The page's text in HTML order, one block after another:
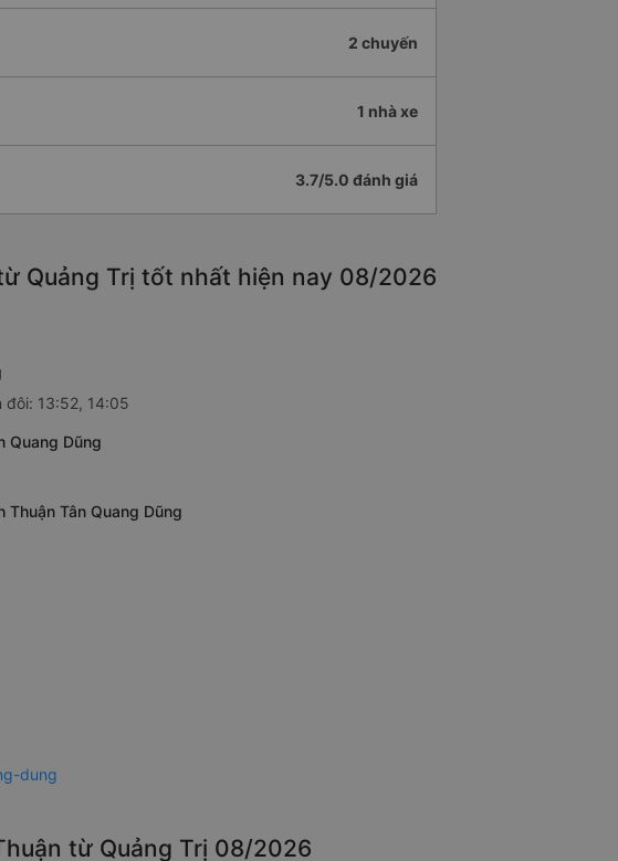
2 chuyến
1 nhà xe
3.7/5.0 đánh giá
Quảng Trị tốt nhất hiện nay 08/2026
đôi: 13:52, 14:05
Quang Dũng
Tân Quang Dũng
dung
từ Quảng Trị 08/2026